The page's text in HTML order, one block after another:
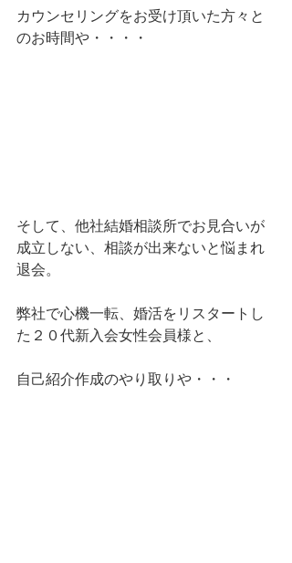
カウンセリングをお受け頂いた方々と
のお時間や・・・・
そして、他社結婚相談所でお見合いが
成立しない、相談が出来ないと悩まれ
退会。
弊社で心機一転、婚活をリスタートし
た２０代新入会女性会員様と、
自己紹介作成のやり取りや・・・